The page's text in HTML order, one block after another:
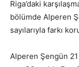
Riga’daki
bölümde Alperen
sayılarıyla farkı
Alperen Şengün 21